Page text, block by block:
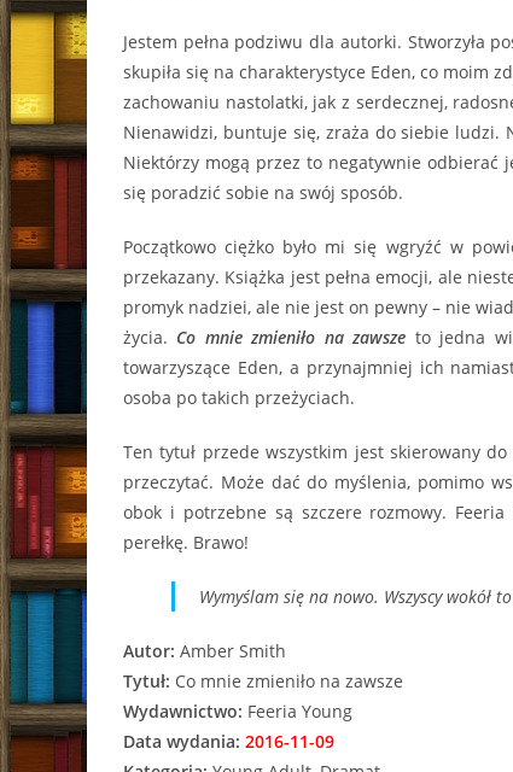
Jestem pełna podziwu dla autorki. Stworzyła
skupiła się na charakterystyce Eden, co moim
zachowaniu nastolatki, jak z serdecznej,
Nienawidzi, buntuje się, zraża do siebie ludzi.
Niektórzy mogą przez to negatywnie odbierać
się poradzić sobie na swój sposób.
Początkowo ciężko było mi się wgryźć w
przekazany. Książka jest pełna emocji, ale
promyk nadziei, ale nie jest on pewny – nie
życia. Co mnie zmieniło na zawsze to jedna
towarzyszące Eden, a przynajmniej ich
osoba po takich przeżyciach.
Ten tytuł przede wszystkim jest skierowany
przeczytać. Może dać do myślenia, pomimo
obok i potrzebne są szczere rozmowy.
perełkę. Brawo!
Wymyślam się na nowo. Wszyscy wokół
Autor: Amber Smith
Tytuł: Co mnie zmieniło na zawsze
Wydawnictwo: Feeria Young
Data wydania: 2016-11-09